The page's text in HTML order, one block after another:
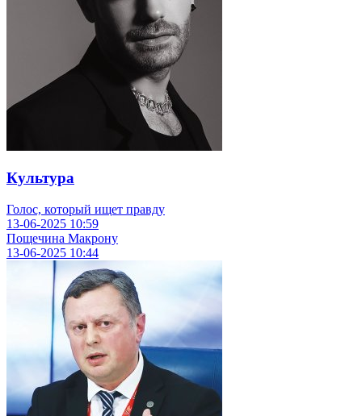
Культура
Голос, который ищет правду
13-06-2025 10:59
Пощечина Макрону
13-06-2025 10:44